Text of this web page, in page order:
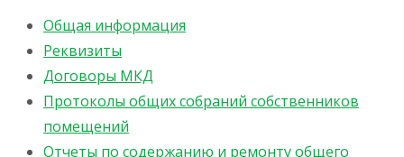
Общая информация
Реквизиты
Договоры МКД
Протоколы общих собраний собственников
помещений
Отчеты по содержанию и ремонту общего